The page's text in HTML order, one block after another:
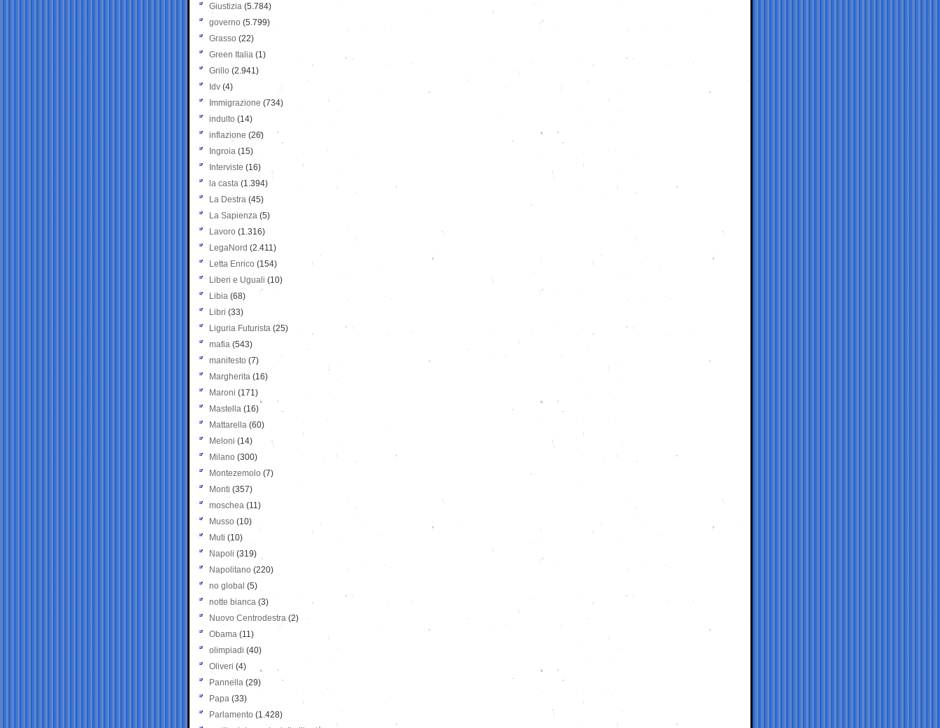
Giustizia (5.784)
governo (5.799)
Grasso (22)
Green Italia (1)
Grillo (2.941)
Idv (4)
Immigrazione (734)
indulto (14)
inflazione (26)
Ingroia (15)
Interviste (16)
la casta (1.394)
La Destra (45)
La Sapienza (5)
Lavoro (1.316)
LegaNord (2.411)
Letta Enrico (154)
Liberi e Uguali (10)
Libia (68)
Libri (33)
Liguria Futurista (25)
mafia (543)
manifesto (7)
Margherita (16)
Maroni (171)
Mastella (16)
Mattarella (60)
Meloni (14)
Milano (300)
Montezemolo (7)
Monti (357)
moschea (11)
Musso (10)
Muti (10)
Napoli (319)
Napolitano (220)
no global (5)
notte bianca (3)
Nuovo Centrodestra (2)
Obama (11)
olimpiadi (40)
Oliveri (4)
Pannella (29)
Papa (33)
Parlamento (1.428)